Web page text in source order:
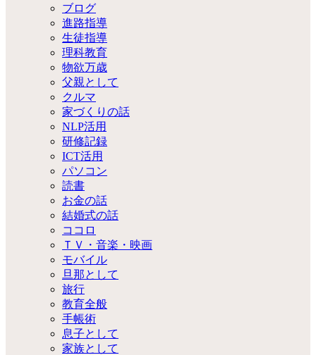
ブログ
進路指導
生徒指導
理科教育
物欲万歳
父親として
クルマ
家づくりの話
NLP活用
研修記録
ICT活用
パソコン
読書
お金の話
結婚式の話
ココロ
ＴＶ・音楽・映画
モバイル
旦那として
旅行
教育全般
手帳術
息子として
家族として